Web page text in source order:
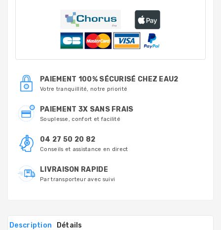
PAIEMENT 100% SÉCURISÉ CHEZ EAU2
Votre tranquillité, notre priorité
PAIEMENT 3X SANS FRAIS
Souplesse, confort et facilité
04 27 50 20 82
Conseils et assistance en direct
LIVRAISON RAPIDE
Par transporteur avec suivi
Description Détails